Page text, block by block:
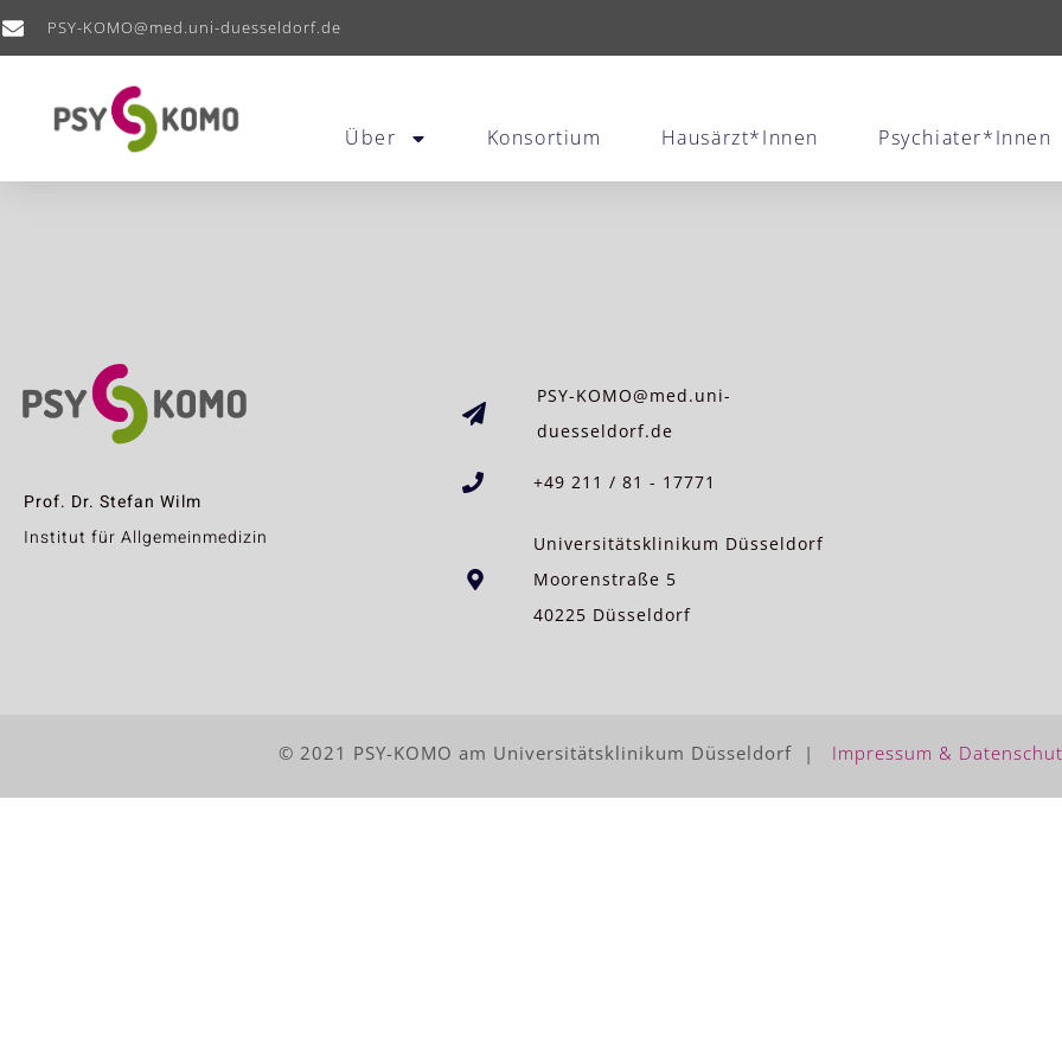
PSY-KOMO@med.uni-duesseldorf.de
Über Konsortium Hausärzt*innen Psychiater*innen
Prof. Dr. Stefan Wilm
Institut für Allgemeinmedizin
PSY-KOMO@med.uni-
duesseldorf.de
+49 211 / 81 - 17771
Universitätsklinikum Düsseldorf
Moorenstraße 5
40225 Düsseldorf
© 2021 PSY-KOMO am Universitätsklinikum Düsseldorf | Impressum &